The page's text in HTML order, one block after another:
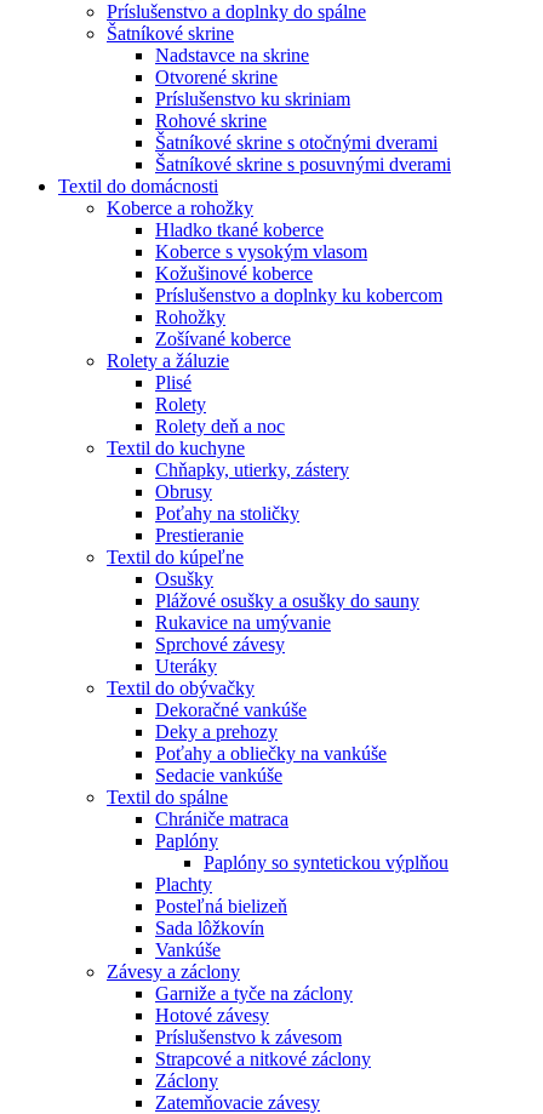
Príslušenstvo a doplnky do spálne
Šatníkové skrine
Nadstavce na skrine
Otvorené skrine
Príslušenstvo ku skriniam
Rohové skrine
Šatníkové skrine s otočnými dverami
Šatníkové skrine s posuvnými dverami
Textil do domácnosti
Koberce a rohožky
Hladko tkané koberce
Koberce s vysokým vlasom
Kožušinové koberce
Príslušenstvo a doplnky ku kobercom
Rohožky
Zošívané koberce
Rolety a žáluzie
Plisé
Rolety
Rolety deň a noc
Textil do kuchyne
Chňapky, utierky, zástery
Obrusy
Poťahy na stoličky
Prestieranie
Textil do kúpeľne
Osušky
Plážové osušky a osušky do sauny
Rukavice na umývanie
Sprchové závesy
Uteráky
Textil do obývačky
Dekoračné vankúše
Deky a prehozy
Poťahy a obliečky na vankúše
Sedacie vankúše
Textil do spálne
Chrániče matraca
Paplóny
Paplóny so syntetickou výplňou
Plachty
Posteľná bielizeň
Sada lôžkovín
Vankúše
Závesy a záclony
Garniže a tyče na záclony
Hotové závesy
Príslušenstvo k závesom
Strapcové a nitkové záclony
Záclony
Zatemňovacie závesy